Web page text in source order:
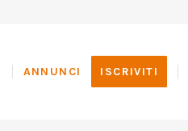
ANNUNCI ISCRIVITI